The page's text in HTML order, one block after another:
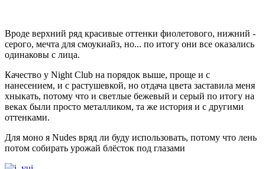
Вроде верхний ряд красивые оттенки фиолетового, нижний -
серого, мечта для смоукиайз, но... по итогу они все оказались
одинаковы с лица.
Качество у Night Club на порядок выше, проще и с
нанесением, и с растушевкой, но отдача цвета заставила меня
хныкать, потому что и светлые бежевый и серый по итогу на
веках были просто металликом, та же история и с другими
оттенками.
Для моно я Nudes вряд ли буду использовать, потому что лень
потом собирать урожай блёсток под глазами